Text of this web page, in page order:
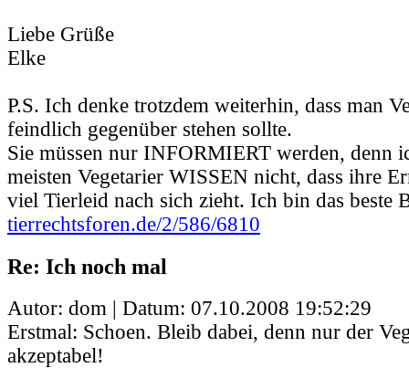
Liebe Grüße
Elke
P.S. Ich denke trotzdem weiterhin, dass man
feindlich gegenüber stehen sollte.
Sie müssen nur INFORMIERT werden, denn
meisten Vegetarier WISSEN nicht, dass ihre
viel Tierleid nach sich zieht. Ich bin das beste
tierrechtsforen.de/2/586/6810
Re: Ich noch mal
Autor: dom | Datum: 07.10.2008 19:52:29
Erstmal: Schoen. Bleib dabei, denn nur der
akzeptabel!